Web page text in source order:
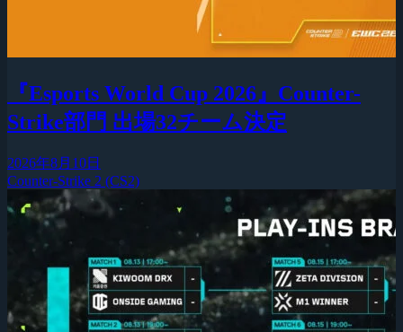
『Esports World Cup 2026』Counter-
Strike部門 出場32チーム決定
2026年8月10日
Counter-Strike 2 (CS2)